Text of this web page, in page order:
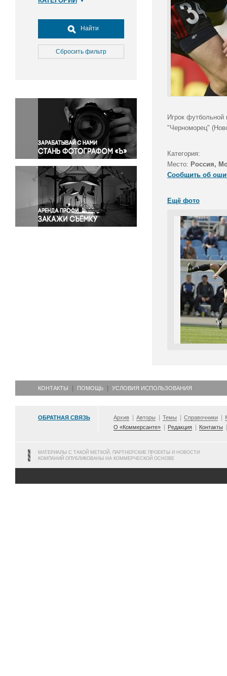
Досуг, туризм и отдых
Культура
Медицина
Окружающая среда
Политика
Правосудие
Происшествия и конфликты
Религия
Светская жизнь
Спорт
Экология
Экономика и бизнес
Найти
Сбросить фильтр
Игрок
"Черноморец"
Категория:
Место: Россия,
Сообщить об
Ещё фото
КОНТАКТЫ ПОМОЩЬ УСЛОВИЯ ИСПОЛЬЗОВАНИЯ
ОБРАТНАЯ СВЯЗЬ Архив Авторы Темы Справочники
О «Коммерсанте»
Редакция Контакты
МАТЕРИАЛЫ С ТАКОЙ МЕТКОЙ, ПАРТНЕРСКИЕ ПРОЕКТЫ И НОВОСТИ
КОМПАНИЙ ОПУБЛИКОВАНЫ НА КОММЕРЧЕСКОЙ ОСНОВЕ